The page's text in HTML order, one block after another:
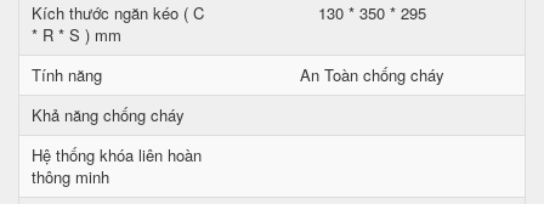
Kích thước ngăn kéo ( C
* R * S ) mm
130 * 350 * 295
Tính năng
An Toàn chống cháy
Khả năng chống cháy
Hệ thống khóa liên hoàn
thông minh